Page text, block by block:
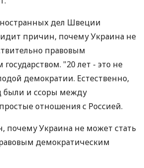
дел Швеции
причин, почему Украина не
правовым
"20 лет - это не
демократии. Естественно,
были и ссоры между
отношения с Россией.
почему Украина не может стать
демократическим